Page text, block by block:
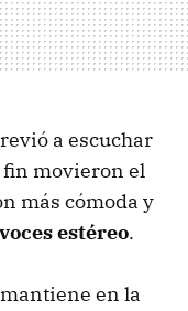
a escuchar
fin movieron el
más cómoda y
estéreo.
en la